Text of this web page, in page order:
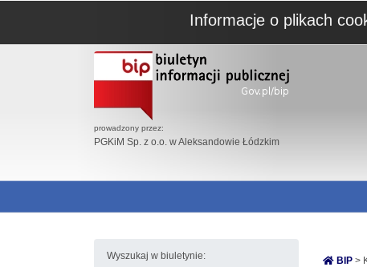
prowadzony przez:
PGKiM Sp. z o.o. w Aleksandowie Łódzkim
Wyszukaj w biuletynie: BIP >
Informacje o plikach